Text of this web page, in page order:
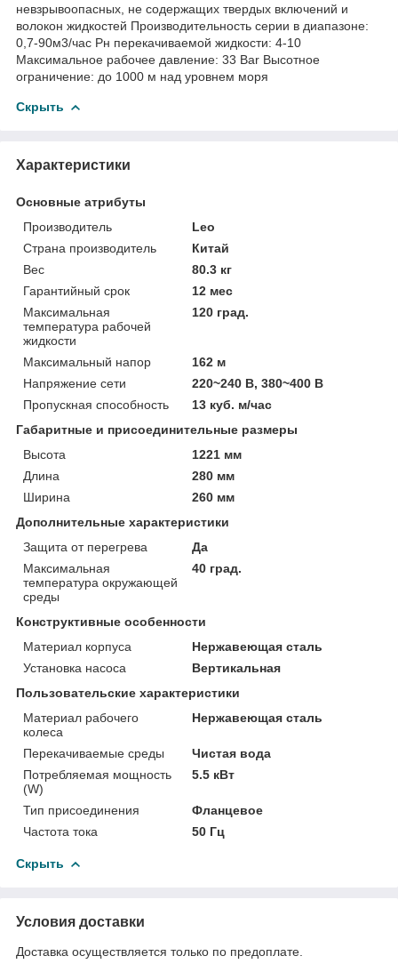
невзрывоопасных, не содержащих твердых включений и
волокон жидкостей Производительность серии в диапазоне:
0,7-90м3/час Рн перекачиваемой жидкости: 4-10
Максимальное рабочее давление: 33 Bar Высотное
ограничение: до 1000 м над уровнем моря
Скрыть
Характеристики
Основные атрибуты
Производитель
Leo
Страна производитель
Китай
Вес
80.3 кг
Гарантийный срок
12 мес
Максимальная
температура рабочей
жидкости
120 град.
Максимальный напор
162 м
Напряжение сети
220~240 В, 380~400 В
Пропускная способность
13 куб. м/час
Габаритные и присоединительные размеры
Высота
1221 мм
Длина
280 мм
Ширина
260 мм
Дополнительные характеристики
Защита от перегрева
Да
Максимальная
температура окружающей
среды
40 град.
Конструктивные особенности
Материал корпуса
Нержавеющая сталь
Установка насоса
Вертикальная
Пользовательские характеристики
Материал рабочего
колеса
Нержавеющая сталь
Перекачиваемые среды
Чистая вода
Потребляемая мощность
(W)
5.5 кВт
Тип присоединения
Фланцевое
Частота тока
50 Гц
Скрыть
Условия доставки
Доставка осуществляется только по предоплате.